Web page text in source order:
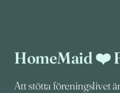
HomeMaid ❤️
Att stötta föreningslivet